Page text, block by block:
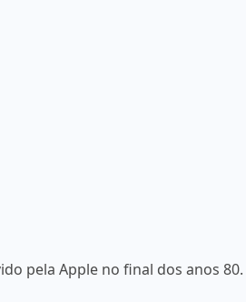
pela Apple no final dos anos 80.